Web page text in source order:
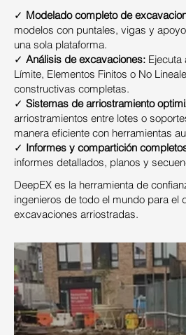
✓ Modelado completo de
modelos con puntales, vigas y
una sola plataforma.
✓ Análisis de excavaciones: Ejecuta
Límite, Elementos Finitos o No
constructivas completas.
✓ Sistemas de arriostramiento
arriostramientos entre lotes o
manera eficiente con herramientas
✓ Informes y compartición
informes detallados, planos y
DeepEX es la herramienta de
ingenieros de todo el mundo para el
excavaciones arriostradas.